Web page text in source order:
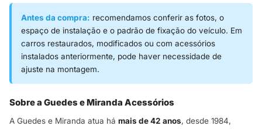
Antes da compra: recomendamos conferir as fotos, o
espaço de instalação e o padrão de fixação do veículo. Em
carros restaurados, modificados ou com acessórios
instalados anteriormente, pode haver necessidade de
ajuste na montagem.
Sobre a Guedes e Miranda Acessórios
A Guedes e Miranda atua há mais de 42 anos, desde 1984,